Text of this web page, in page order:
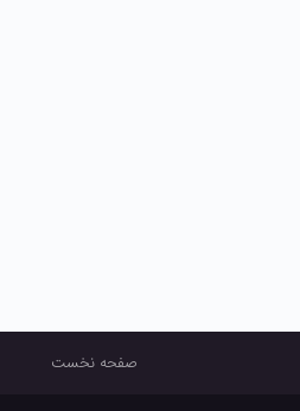
صفحه نخست